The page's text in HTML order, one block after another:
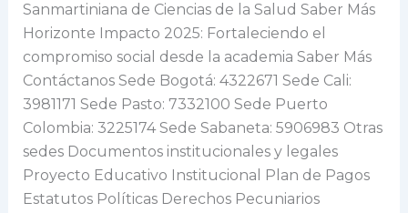
Sanmartiniana de Ciencias de la Salud Saber Más
Horizonte Impacto 2025: Fortaleciendo el
compromiso social desde la academia Saber Más
Contáctanos Sede Bogotá: 4322671 Sede Cali:
3981171 Sede Pasto: 7332100 Sede Puerto
Colombia: 3225174 Sede Sabaneta: 5906983 Otras
sedes Documentos institucionales y legales
Proyecto Educativo Institucional Plan de Pagos
Estatutos Políticas Derechos Pecuniarios